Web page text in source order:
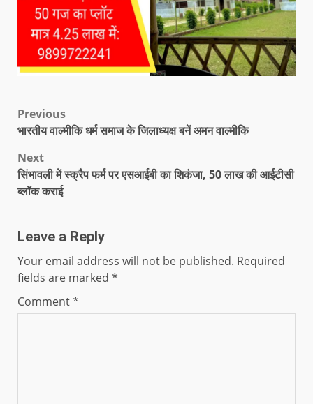
Previous
भारतीय वाल्मीकि धर्म समाज के जिलाध्यक्ष बनें अमन वाल्मीकि
Next
सिंभावली में स्क्रैप फर्म पर एसआईबी का शिकंजा, 50 लाख की आईटीसी
ब्लॉक कराई
Leave a Reply
Your email address will not be published. Required
fields are marked *
Comment*